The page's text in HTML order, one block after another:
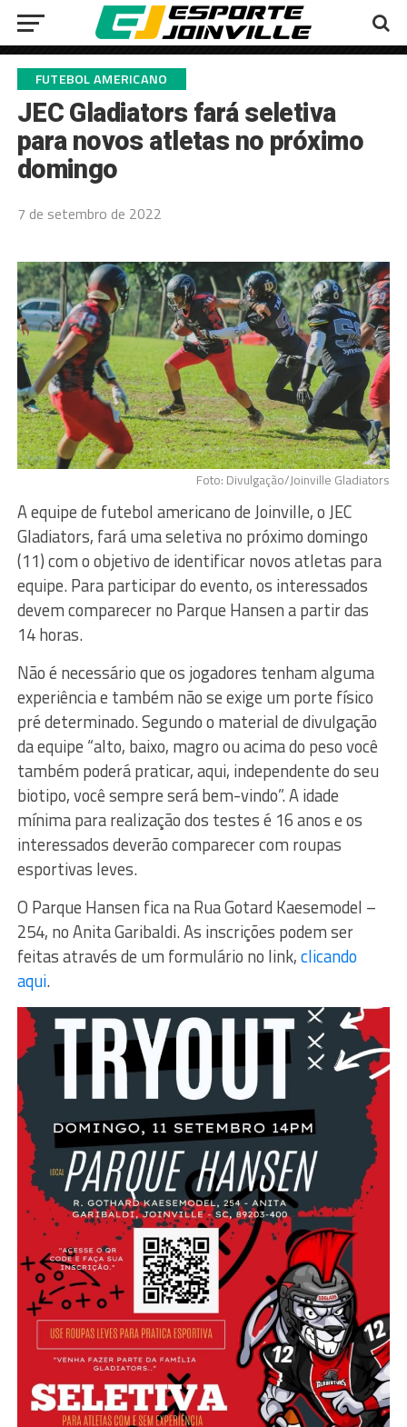
FUTEBOL AMERICANO
JEC Gladiators fará seletiva
para novos atletas no próximo
domingo
7 de setembro de 2022
Foto: Divulgação/Joinville Gladiators
A equipe de futebol americano de Joinville, o JEC
Gladiators, fará uma seletiva no próximo domingo
(11) com o objetivo de identificar novos atletas para
equipe. Para participar do evento, os interessados
devem comparecer no Parque Hansen a partir das
14 horas.
Não é necessário que os jogadores tenham alguma
experiência e também não se exige um porte físico
pré determinado. Segundo o material de divulgação
da equipe “alto, baixo, magro ou acima do peso você
também poderá praticar, aqui, independente do seu
biotipo, você sempre será bem-vindo”. A idade
mínima para realização dos testes é 16 anos e os
interessados deverão comparecer com roupas
esportivas leves.
O Parque Hansen fica na Rua Gotard Kaesemodel –
254, no Anita Garibaldi. As inscrições podem ser
feitas através de um formulário no link,clicando
aqui.